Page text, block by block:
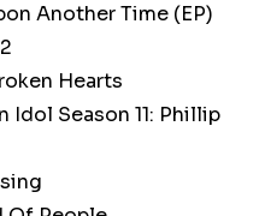
Another Time (EP)
Hearts
Idol Season 11: Phillip